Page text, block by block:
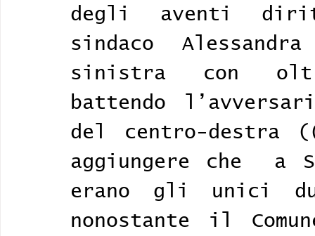
degli aventi
sindaco
sinistra con
battendo
del centro-destra
aggiungere che  a
erano gli unici
nonostante il